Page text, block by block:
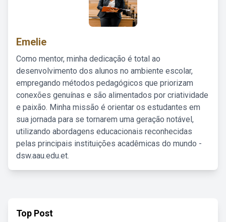
Emelie
Como mentor, minha dedicação é total ao
desenvolvimento dos alunos no ambiente escolar,
empregando métodos pedagógicos que priorizam
conexões genuínas e são alimentados por criatividade
e paixão. Minha missão é orientar os estudantes em
sua jornada para se tornarem uma geração notável,
utilizando abordagens educacionais reconhecidas
pelas principais instituições acadêmicas do mundo -
dsw.aau.edu.et.
Top Post